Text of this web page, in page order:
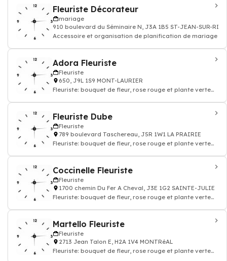
Fleuriste Décorateur
mariage
910 boulevard du Séminaire N, J3A 1B5 ST-JEAN-SUR-
Accessoire et organisation de planification de mariage
Adora Fleuriste
Fleuriste
650, J9L 1S9 MONT-LAURIER
Fleuriste: bouquet de fleur, rose rouge et plante verte
Fleuriste Dube
Fleuriste
789 boulevard Taschereau, J5R 1W1 LA PRAIRIE
Fleuriste: bouquet de fleur, rose rouge et plante verte
Coccinelle Fleuriste
Fleuriste
1700 chemin Du Fer A Cheval, J3E 1G2 SAINTE-JULIE
Fleuriste: bouquet de fleur, rose rouge et plante verte
Martello Fleuriste
Fleuriste
2713 Jean Talon E, H2A 1V4 MONTRéAL
Fleuriste: bouquet de fleur, rose rouge et plante verte